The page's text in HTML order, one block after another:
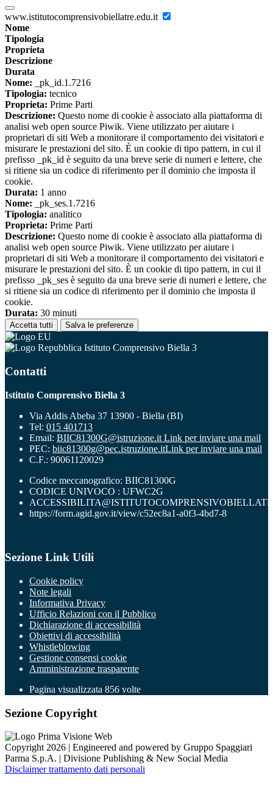
www.istitutocomprensivobiellatre.edu.it
Nome
Tipologia
Proprieta
Descrizione
Durata
Nome: _pk_id.1.7216
Tipologia: tecnico
Proprieta: Prime Parti
Descrizione: Questo nome di cookie è associato alla piattaforma di
analisi web open source Piwik. Viene utilizzato per aiutare i
proprietari di siti Web a monitorare il comportamento dei visitatori e
misurare le prestazioni del sito. È un cookie di tipo pattern, in cui il
prefisso _pk_id è seguito da una breve serie di numeri e lettere, che
si ritiene sia un codice di riferimento per il dominio che imposta il
cookie.
Durata: 1 anno
Nome: _pk_ses.1.7216
Tipologia: analitico
Proprieta: Prime Parti
Descrizione: Questo nome di cookie è associato alla piattaforma di
analisi web open source Piwik. Viene utilizzato per aiutare i
proprietari di siti Web a monitorare il comportamento dei visitatori e
misurare le prestazioni del sito. È un cookie di tipo pattern, in cui il
prefisso _pk_ses è seguito da una breve serie di numeri e lettere, che
si ritiene sia un codice di riferimento per il dominio che imposta il
cookie.
Durata: 30 minuti
Accetta tutti Salva le preferenze
Istituto Comprensivo Biella 3
Contatti
Istituto Comprensivo Biella 3
Via Addis Abeba 37 13900 - Biella (BI)
Tel: 015 401713
Email: BIIC81300G@istruzione.it Link per inviare una mail
PEC: biic81300g@pec.istruzione.itLink per inviare una mail
C.F.: 90061120029
Codice meccanografico: BIIC81300G
CODICE UNIVOCO : UFWC2G
https://form.agid.gov.it/view/c52ec8a1-a0f3-4bd7-8
Sezione Link Utili
Cookie policy
Note legali
Informativa Privacy
Ufficio Relazioni con il Pubblico
Dichiarazione di accessibilità
Obiettivi di accessibilità
Whistleblowing
Gestione consensi cookie
Amministrazione trasparente
Pagina visualizzata 856 volte
Sezione Copyright
Copyright 2026 | Engineered and powered by Gruppo Spaggiari
Parma S.p.A. | Divisione Publishing & New Social Media
Disclaimer trattamento dati personali